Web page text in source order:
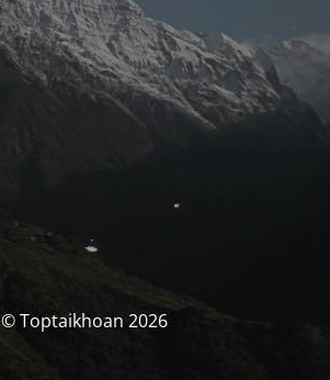
© Toptaikhoan 2026